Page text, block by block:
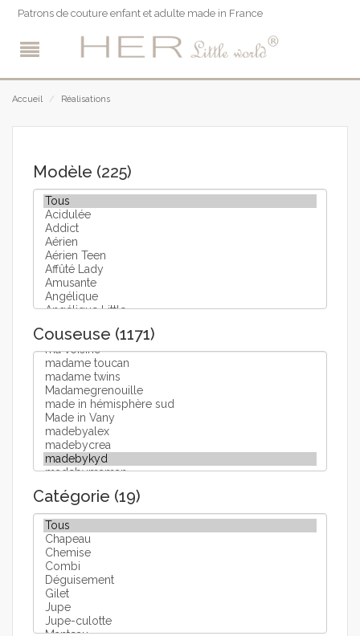
Patrons de couture enfant et adulte made in France
Accueil / Réalisations
Modèle (225)
Couseuse (1171)
Catégorie (19)